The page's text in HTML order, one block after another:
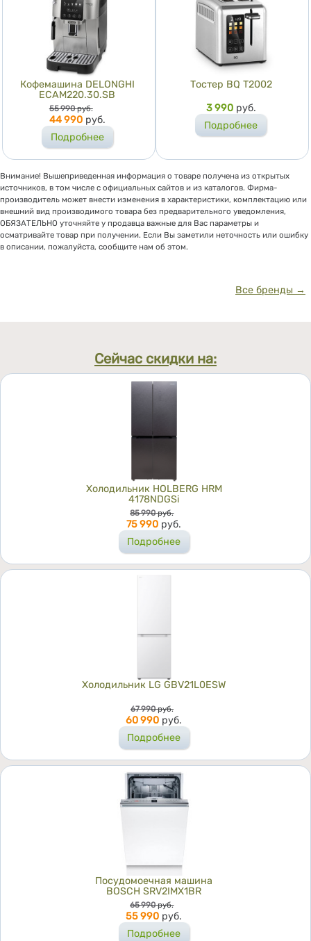
Кофемашина DELONGHI
ECAM220.30.SB
Цена
55 990 руб.
44 990 руб.
Подробнее
Тостер BQ T2002
Цена
3 990 руб.
Подробнее
Внимание! Вышеприведенная информация о товаре получена из открытых
источников, в том числе с официальных сайтов и из каталогов. Фирма-
производитель может внести изменения в характеристики, комплектацию или
внешний вид производимого товара без предварительного уведомления,
ОБЯЗАТЕЛЬНО уточняйте у продавца важные для Вас параметры и
осматривайте товар при получении. Если Вы заметили неточность или ошибку
в описании, пожалуйста, сообщите нам об этом.
Все бренды →
Сейчас скидки на:
Холодильник HOLBERG HRM
4178NDGSi
Цена
85 990 руб.
75 990 руб.
Подробнее
Холодильник LG GBV21L0ESW
Цена
67 990 руб.
60 990 руб.
Подробнее
Посудомоечная машина
BOSCH SRV2IMX1BR
Цена
65 990 руб.
55 990 руб.
Подробнее